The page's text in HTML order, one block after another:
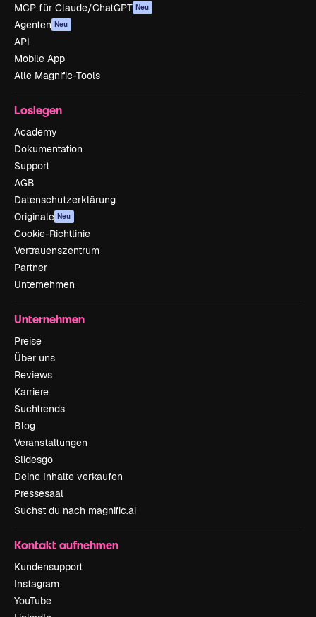
MCP für Claude/ChatGPT Neu
Agenten Neu
API
Mobile App
Alle Magnific-Tools
Loslegen
Academy
Dokumentation
Support
AGB
Datenschutzerklärung
Originale Neu
Cookie-Richtlinie
Vertrauenszentrum
Partner
Unternehmen
Unternehmen
Preise
Über uns
Reviews
Karriere
Suchtrends
Blog
Veranstaltungen
Slidesgo
Deine Inhalte verkaufen
Pressesaal
Suchst du nach magnific.ai
Kontakt aufnehmen
Kundensupport
Instagram
YouTube